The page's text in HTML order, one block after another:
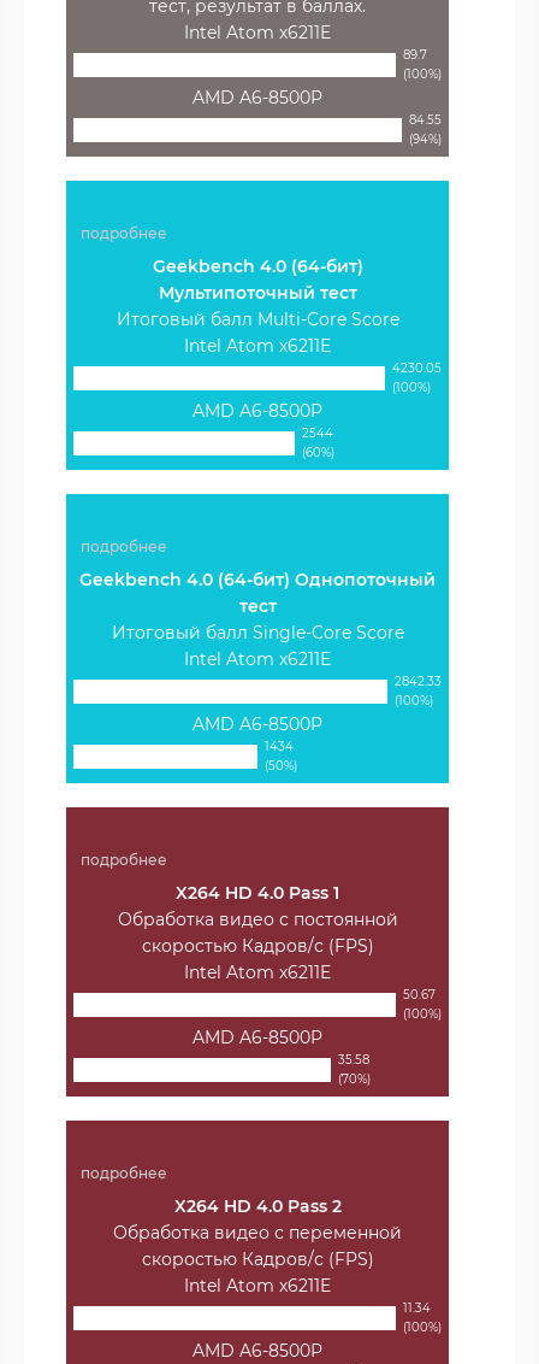
тест, результат в баллах.
Intel Atom x6211E
89.7
(100%)
AMD A6-8500P
84.55
(94%)
подробнее
Geekbench 4.0 (64-бит)
Мультипоточный тест
Итоговый балл Multi-Core Score
Intel Atom x6211E
4230.05
(100%)
AMD A6-8500P
2544
(60%)
подробнее
Geekbench 4.0 (64-бит) Однопоточный
тест
Итоговый балл Single-Core Score
Intel Atom x6211E
2842.33
(100%)
AMD A6-8500P
1434
(50%)
подробнее
X264 HD 4.0 Pass 1
Обработка видео с постоянной
скоростью Кадров/с (FPS)
Intel Atom x6211E
50.67
(100%)
AMD A6-8500P
35.58
(70%)
подробнее
X264 HD 4.0 Pass 2
Обработка видео с переменной
скоростью Кадров/с (FPS)
Intel Atom x6211E
11.34
(100%)
AMD A6-8500P